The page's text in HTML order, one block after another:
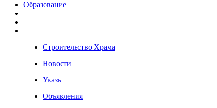
Образование
Строительство Храма
Новости
Указы
Объявления